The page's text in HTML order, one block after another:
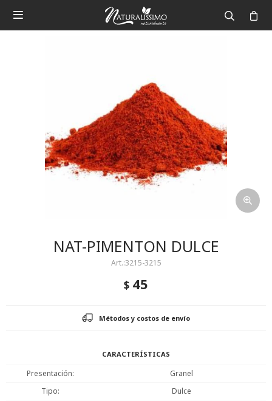

NAT-PIMENTON DULCE
3215-3215
$ 45
Métodos y costos de envío
CARACTERÍSTICAS
Presentación
Granel
Tipo
Dulce